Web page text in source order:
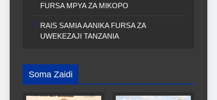
FURSA MPYA ZA MIKOPO
RAIS SAMIA AANIKA FURSA ZA
UWEKEZAJI TANZANIA
Soma Zaidi